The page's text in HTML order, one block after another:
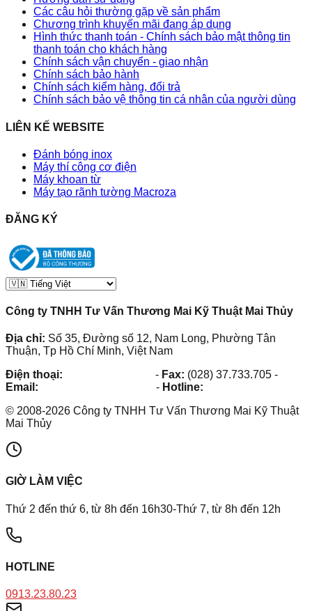
Các câu hỏi thường gặp về sản phẩm
Chương trình khuyến mãi đang áp dụng
Hình thức thanh toán - Chính sách bảo mật thông tin
thanh toán cho khách hàng
Chính sách vận chuyển - giao nhận
Chính sách bảo hành
Chính sách kiểm hàng, đổi trả
Chính sách bảo vệ thông tin cá nhân của người dùng
LIÊN KẾ WEBSITE
Đánh bóng inox
Máy thí công cơ điện
Máy khoan từ
Máy tạo rãnh tường Macroza
ĐĂNG KÝ
Công ty TNHH Tư Vấn Thương Mai Kỹ Thuật Mai Thủy
Địa chỉ: Số 35, Đường số 12, Nam Long, Phường Tân
Thuận, Tp Hồ Chí Minh, Việt Nam
Điện thoại:
- Fax: (028) 37.733.705 -
Email:
- Hotline:
© 2008-2026 Công ty TNHH Tư Vấn Thương Mai Kỹ Thuật
Mai Thủy
GIỜ LÀM VIỆC
Thứ 2 đến thứ 6, từ 8h đến 16h30-Thứ 7, từ 8h đến 12h
HOTLINE
0913.23.80.23